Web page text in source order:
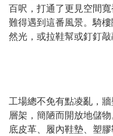
百呎，打通了更見空間
難得遇到這番風景。騎
然光，或拉鞋幫或釘釘敲
工場總不免有點凌亂，
層架，簡陋而開放地儲
底皮革、履內鞋墊、塑